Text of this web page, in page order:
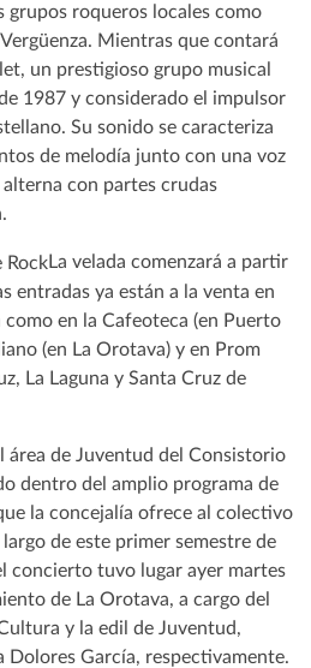
roqueros locales como
Mientras que contará
un prestigioso grupo musical
1987 y considerado el impulsor
Su sonido se caracteriza
de melodía junto con una voz
con partes crudas
La velada comenzará a partir
entradas ya están a la venta en
en la Cafeoteca (en Puerto
(en La Orotava) y en Prom
La Laguna y Santa Cruz de
área de Juventud del Consistorio
dentro del amplio programa de
la concejalía ofrece al colectivo
de este primer semestre de
concierto tuvo lugar ayer martes
de La Orotava, a cargo del
y la edil de Juventud,
Dolores García, respectivamente.